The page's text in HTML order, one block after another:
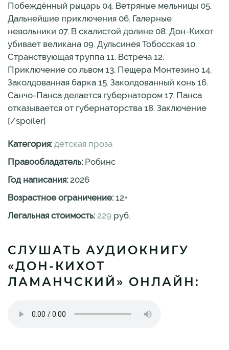
Побеждённый рыцарь 04. Ветряные мельницы 05.
Дальнейшие приключения 06. Галерные
невольники 07. В скалистой долине 08. Дон-Кихот
убивает великана 09. Дульсинея Тобосская 10.
Странствующая труппа 11. Встреча 12.
Приключение со львом 13. Пещера Монтезино 14.
Заколдованная барка 15. Заколдованный конь 16.
Санчо-Панса делается губернатором 17. Панса
отказывается от губернаторства 18. Заключение
[/spoiler]
Категория: детская проза
Правообладатель: Робинс
Год написания: 2026
Возрастное ограничение: 12+
Легальная стоимость: 229 руб.
СЛУШАТЬ АУДИОКНИГУ
«ДОН-КИХОТ
ЛАМАНЧСКИЙ» ОНЛАЙН: